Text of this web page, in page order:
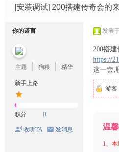
[安装调试] 200搭建传奇会的
你的诺言
主题 狗粮 精华
新手上路
积分 0
收听TA 发消息
发表
200搭
https://
这一套,
游客
温馨
1、